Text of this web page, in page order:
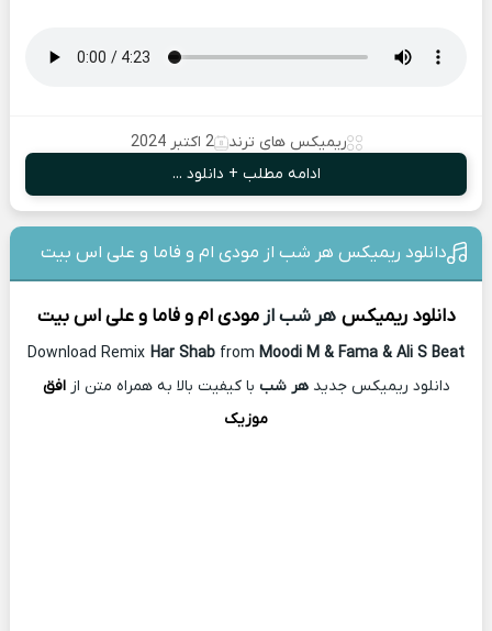
ریمیکس های ترند
2 اکتبر 2024
ادامه مطلب + دانلود ...
دانلود ریمیکس هر شب از مودی ام و فاما و علی اس بیت
دانلود ریمیکس هر شب ازمودی ام و فاما و علی اس بیت
Download Remix Har Shab from Moodi M & Fama & Ali S Beat
دانلود ریمیکس جدیدهر شب با کیفیت بالا به همراه متن ازافق
موزیک